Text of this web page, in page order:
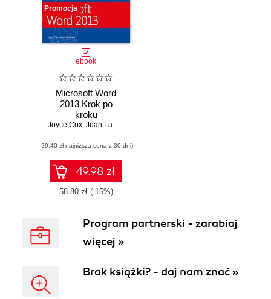
Promocja
ebook
Microsoft Word
2013 Krok po
kroku
Joyce Cox, Joan Lambert
(29,40 zł najniższa cena z 30 dni)
49.98 zł
58.80 zł (-15%)
Program partnerski - zarabiaj
więcej »
Brak książki? - daj nam znać »